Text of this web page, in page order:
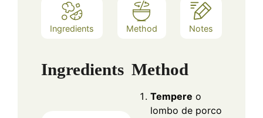
Ingredients Method Notes
Ingredients Method
Tempere o
lombo de porco